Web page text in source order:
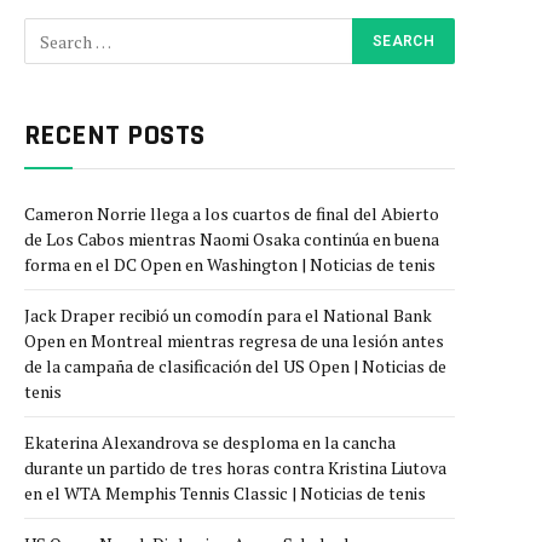
RECENT POSTS
Cameron Norrie llega a los cuartos de final del Abierto
de Los Cabos mientras Naomi Osaka continúa en buena
forma en el DC Open en Washington | Noticias de tenis
Jack Draper recibió un comodín para el National Bank
Open en Montreal mientras regresa de una lesión antes
de la campaña de clasificación del US Open | Noticias de
tenis
Ekaterina Alexandrova se desploma en la cancha
durante un partido de tres horas contra Kristina Liutova
en el WTA Memphis Tennis Classic | Noticias de tenis